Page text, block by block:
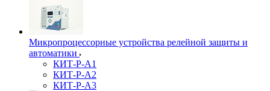
Микропроцессорные устройства релейной защиты и
автоматики
КИТ-Р-А1
КИТ-Р-А2
КИТ-Р-А3